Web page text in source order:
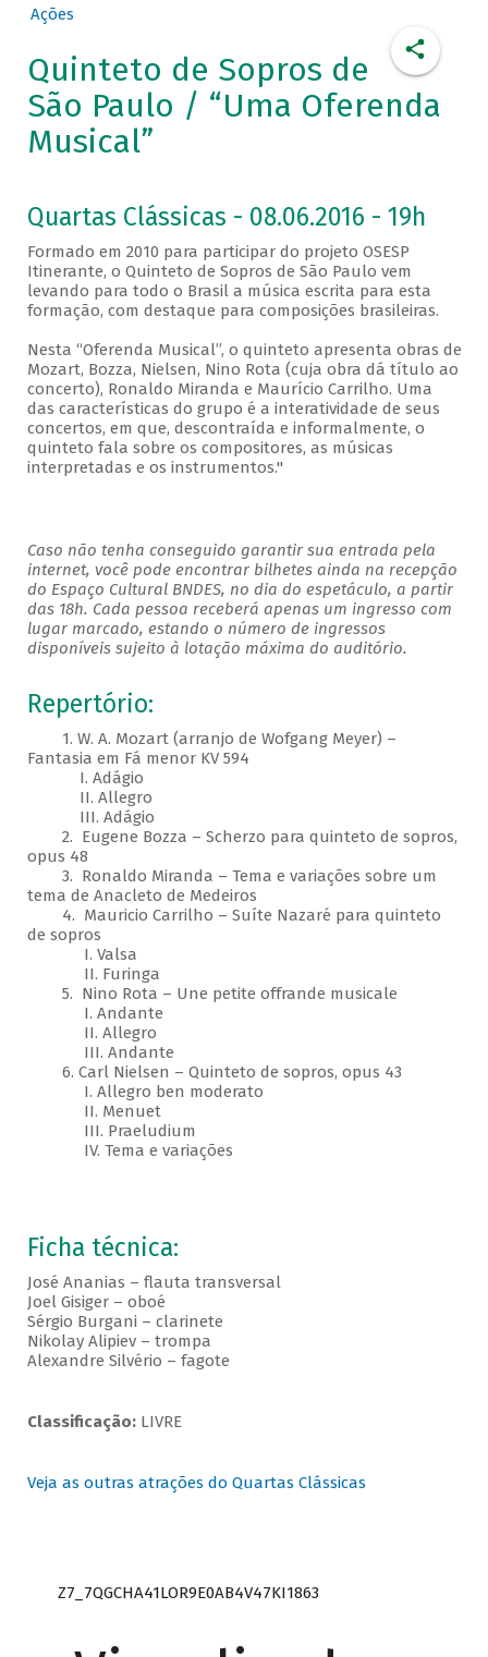
Ações
Quinteto de Sopros de
São Paulo / “Uma Oferenda
Musical”
Quartas Clássicas - 08.06.2016 - 19h
Formado em 2010 para participar do projeto OSESP
Itinerante, o Quinteto de Sopros de São Paulo vem
levando para todo o Brasil a música escrita para esta
formação, com destaque para composições brasileiras.
Nesta “Oferenda Musical”, o quinteto apresenta obras de
Mozart, Bozza, Nielsen, Nino Rota (cuja obra dá título ao
concerto), Ronaldo Miranda e Maurício Carrilho. Uma
das características do grupo é a interatividade de seus
concertos, em que, descontraída e informalmente, o
quinteto fala sobre os compositores, as músicas
interpretadas e os instrumentos."
Caso não tenha conseguido garantir sua entrada pela
internet, você pode encontrar bilhetes ainda na recepção
do Espaço Cultural BNDES, no dia do espetáculo, a partir
das 18h. Cada pessoa receberá apenas um ingresso com
lugar marcado, estando o número de ingressos
disponíveis sujeito à lotação máxima do auditório.
Repertório:
1. W. A. Mozart (arranjo de Wofgang Meyer) –
Fantasia em Fá menor KV 594
I. Adágio
II. Allegro
III. Adágio
2. Eugene Bozza – Scherzo para quinteto de sopros,
opus 48
3. Ronaldo Miranda – Tema e variações sobre um
tema de Anacleto de Medeiros
4. Mauricio Carrilho – Suíte Nazaré para quinteto
de sopros
I. Valsa
II. Furinga
5. Nino Rota – Une petite offrande musicale
I. Andante
II. Allegro
III. Andante
6. Carl Nielsen – Quinteto de sopros, opus 43
I. Allegro ben moderato
II. Menuet
III. Praeludium
IV. Tema e variações
Ficha técnica:
José Ananias – flauta transversal
Joel Gisiger – oboé
Sérgio Burgani – clarinete
Nikolay Alipiev – trompa
Alexandre Silvério – fagote
Classificação:LIVRE
Veja as outras atrações do Quartas Clássicas
Z7_7QGCHA41LOR9E0AB4V47KI1863